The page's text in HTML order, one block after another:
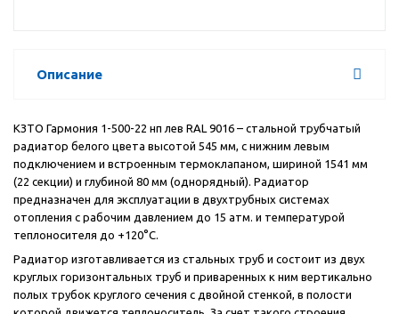
Описание
КЗТО Гармония 1-500-22 нп лев RAL 9016 – стальной трубчатый
радиатор белого цвета высотой 545 мм, с нижним левым
подключением и встроенным термоклапаном, шириной 1541 мм
(22 секции) и глубиной 80 мм (однорядный). Радиатор
предназначен для эксплуатации в двухтрубных системах
отопления с рабочим давлением до 15 атм. и температурой
теплоносителя до +120°С.
Радиатор изготавливается из стальных труб и состоит из двух
круглых горизонтальных труб и приваренных к ним вертикально
полых трубок круглого сечения с двойной стенкой, в полости